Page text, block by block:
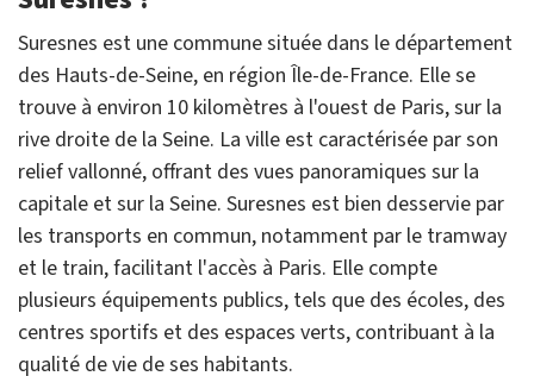
Suresnes est une commune située dans le département
des Hauts-de-Seine, en région Île-de-France. Elle se
trouve à environ 10 kilomètres à l'ouest de Paris, sur la
rive droite de la Seine. La ville est caractérisée par son
relief vallonné, offrant des vues panoramiques sur la
capitale et sur la Seine. Suresnes est bien desservie par
les transports en commun, notamment par le tramway
et le train, facilitant l'accès à Paris. Elle compte
plusieurs équipements publics, tels que des écoles, des
centres sportifs et des espaces verts, contribuant à la
qualité de vie de ses habitants.